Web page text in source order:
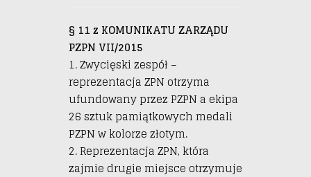
§ 11 z KOMUNIKATU ZARZĄDU
PZPN VII/2015
1. Zwycięski zespół –
reprezentacja ZPN otrzyma
ufundowany przez PZPN a ekipa
26 sztuk pamiątkowych medali
PZPN w kolorze złotym.
2. Reprezentacja ZPN, która
zajmie drugie miejsce otrzymuje